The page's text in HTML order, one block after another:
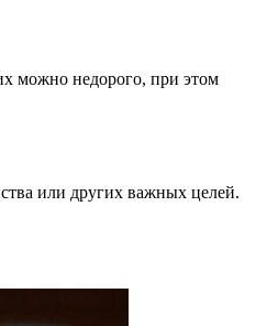
можно недорого, при этом
или других важных целей.